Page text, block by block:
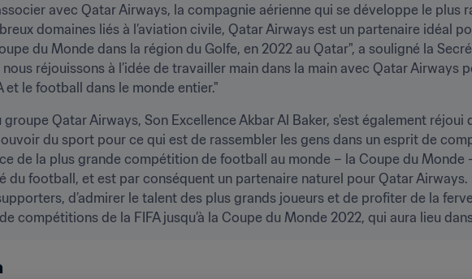
avec Qatar Airways, la compagnie aérienne qui se développe le plus
domaines liés à l’aviation civile, Qatar Airways est un partenaire idéal
du Monde dans la région du Golfe, en 2022 au Qatar", a souligné la
réjouissons à l’idée de travailler main dans la main avec Qatar Airways
et le football dans le monde entier."
Qatar Airways, Son Excellence Akbar Al Baker, s'est également réjoui
du sport pour ce qui est de rassembler les gens dans un esprit de
de la plus grande compétition de football au monde – la Coupe du Monde
du football, et est par conséquent un partenaire naturel pour Qatar
d’admirer le talent des plus grands joueurs et de profiter de la
compétitions de la FIFA jusqu’à la Coupe du Monde 2022, qui aura lieu